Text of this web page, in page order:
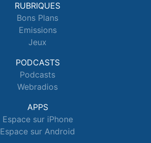
RUBRIQUES
Bons Plans
Emissions
Jeux
PODCASTS
Podcasts
Webradios
APPS
Espace sur iPhone
Espace sur Android